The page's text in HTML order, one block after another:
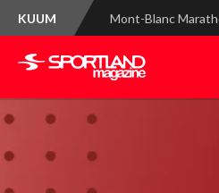
KUUM Spordinädala